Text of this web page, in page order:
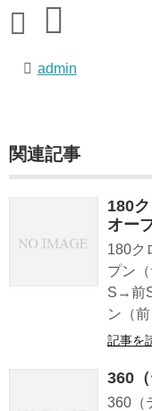
admin
関連記事
180
オー
180ク
プン
S→前
ン（
記事を
360（
360（